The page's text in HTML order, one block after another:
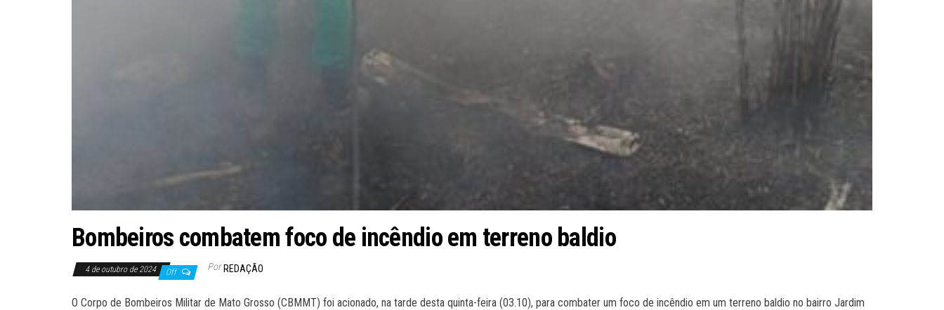
Bombeiros combatem foco de incêndio em terreno baldio
4 de outubro de 2024 Off Por REDAÇÃO
O Corpo de Bombeiros Militar de Mato Grosso (CBMMT) foi acionado, na tarde desta quinta-feira (03.10), para combater um foco de incêndio em um terreno baldio no bairro Jardim